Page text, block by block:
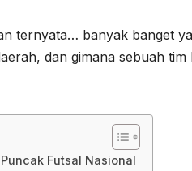
ternyata… banyak banget
dan gimana sebuah
Futsal Nasional